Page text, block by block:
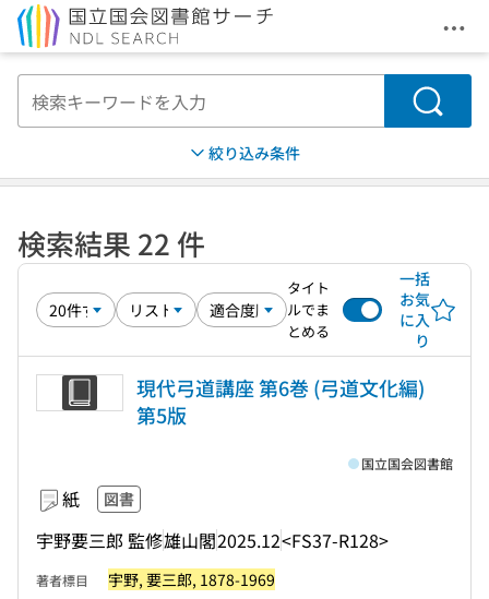
メ
検索
絞り込み条件
検索結果 22 件
タイト
ルでま
とめる
一括
お気
に入
り
現代弓道講座 第6巻 (弓道文化編)
第5版
紙 図書
宇野要三郎 監修雄山閣2025.12<FS37-R128>
国立国会図書館
著者標目 宇野, 要三郎, 1878-1969